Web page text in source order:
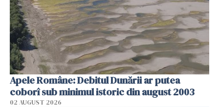
Apele Române: Debitul Dunării ar putea
coborî sub minimul istoric din august 2003
02 AUGUST 2026